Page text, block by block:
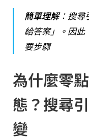
簡單理解：搜尋
給答案」。因此
要步驟
為什麼零
態？搜尋
變